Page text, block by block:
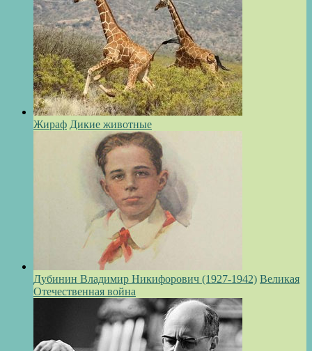
Жираф Дикие животные
Дубинин Владимир Никифорович (1927-1942) Великая
Отечественная война